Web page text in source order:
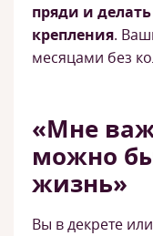
пряди и
крепления.
месяцами без
«Мне
можно
жизнь»
Вы в декрете